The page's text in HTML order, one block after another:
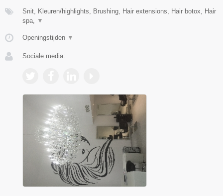
Snit, Kleuren/highlights, Brushing, Hair extensions, Hair botox, Hair
spa,
▼
Openingstijden ▼
Sociale media: